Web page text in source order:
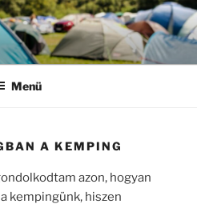
Menü
A KEMPING
azon, hogyan
kempingünk, hiszen